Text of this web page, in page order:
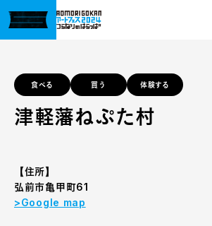
食べる 買う 体験する
津軽藩ねぷた村
【住所】
弘前市亀甲町61
>Google map